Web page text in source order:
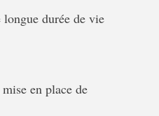
durée de vie
en place de